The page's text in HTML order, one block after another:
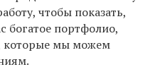
чтобы показать,
богатое портфолио,
которые мы можем